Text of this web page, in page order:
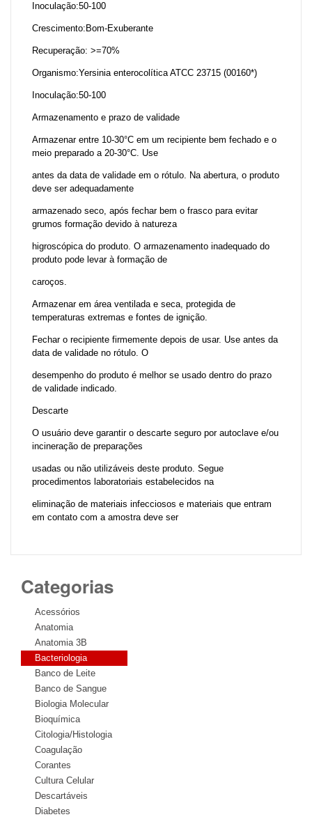
Inoculação:50-100
Crescimento:Bom-Exuberante
Recuperação: >=70%
Organismo:Yersinia enterocolítica ATCC 23715 (00160*)
Inoculação:50-100
Armazenamento e prazo de validade
Armazenar entre 10-30°C em um recipiente bem fechado e o
meio preparado a 20-30°C. Use
antes da data de validade em o rótulo. Na abertura, o produto
deve ser adequadamente
armazenado seco, após fechar bem o frasco para evitar
grumos formação devido à natureza
higroscópica do produto. O armazenamento inadequado do
produto pode levar à formação de
caroços.
Armazenar em área ventilada e seca, protegida de
temperaturas extremas e fontes de ignição.
Fechar o recipiente firmemente depois de usar. Use antes da
data de validade no rótulo. O
desempenho do produto é melhor se usado dentro do prazo
de validade indicado.
Descarte
O usuário deve garantir o descarte seguro por autoclave e/ou
incineração de preparações
usadas ou não utilizáveis deste produto. Segue
procedimentos laboratoriais estabelecidos na
eliminação de materiais infecciosos e materiais que entram
em contato com a amostra deve ser
Categorias
Acessórios
Anatomia
Anatomia 3B
Bacteriologia
Banco de Leite
Banco de Sangue
Biologia Molecular
Bioquímica
Citologia/Histologia
Coagulação
Corantes
Cultura Celular
Descartáveis
Diabetes